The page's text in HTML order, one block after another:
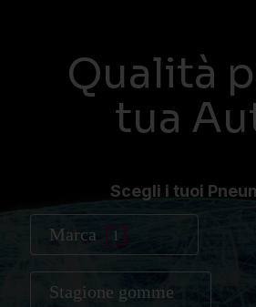
Qualità
tua
Scegli i tuoi
Marca 1
Stagione gomme